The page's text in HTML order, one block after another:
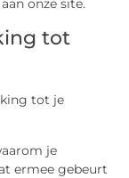
onze site.
tot
tot je
je
ermee gebeurt